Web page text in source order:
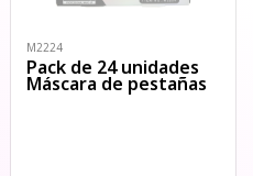
M2224
Pack de 24 unidades
Máscara de pestañas